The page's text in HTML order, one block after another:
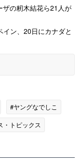
ザの籾木結花ら21人が
ン、20日にカナダと
#ヤングなでしこ
・トピックス